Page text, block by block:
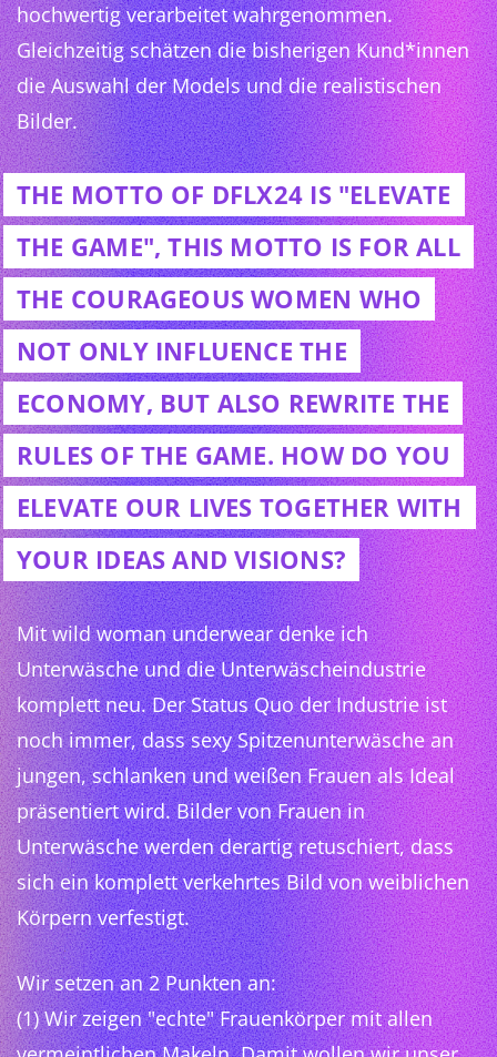
hochwertig verarbeitet wahrgenommen.
Gleichzeitig schätzen die bisherigen Kund*innen
die Auswahl der Models und die realistischen
Bilder.
THE MOTTO OF DFLX24 IS "ELEVATE
THE GAME", THIS MOTTO IS FOR ALL
THE COURAGEOUS WOMEN WHO
NOT ONLY INFLUENCE THE
ECONOMY, BUT ALSO REWRITE THE
RULES OF THE GAME. HOW DO YOU
ELEVATE OUR LIVES TOGETHER WITH
YOUR IDEAS AND VISIONS?
Mit wild woman underwear denke ich
Unterwäsche und die Unterwäscheindustrie
komplett neu. Der Status Quo der Industrie ist
noch immer, dass sexy Spitzenunterwäsche an
jungen, schlanken und weißen Frauen als Ideal
präsentiert wird. Bilder von Frauen in
Unterwäsche werden derartig retuschiert, dass
sich ein komplett verkehrtes Bild von weiblichen
Körpern verfestigt.
Wir setzen an 2 Punkten an:
(1) Wir zeigen "echte" Frauenkörper mit allen